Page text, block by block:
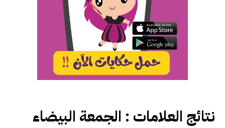
نتائج العلامات : الجمعة البيضاء